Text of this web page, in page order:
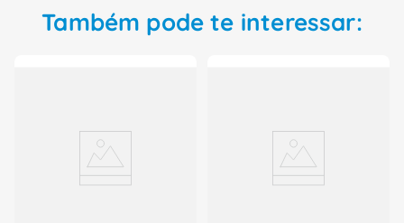
disso, você pode contar com a qualidade da
marca Phoenix Contact, que oferece o melhor em
Também pode te interessar: